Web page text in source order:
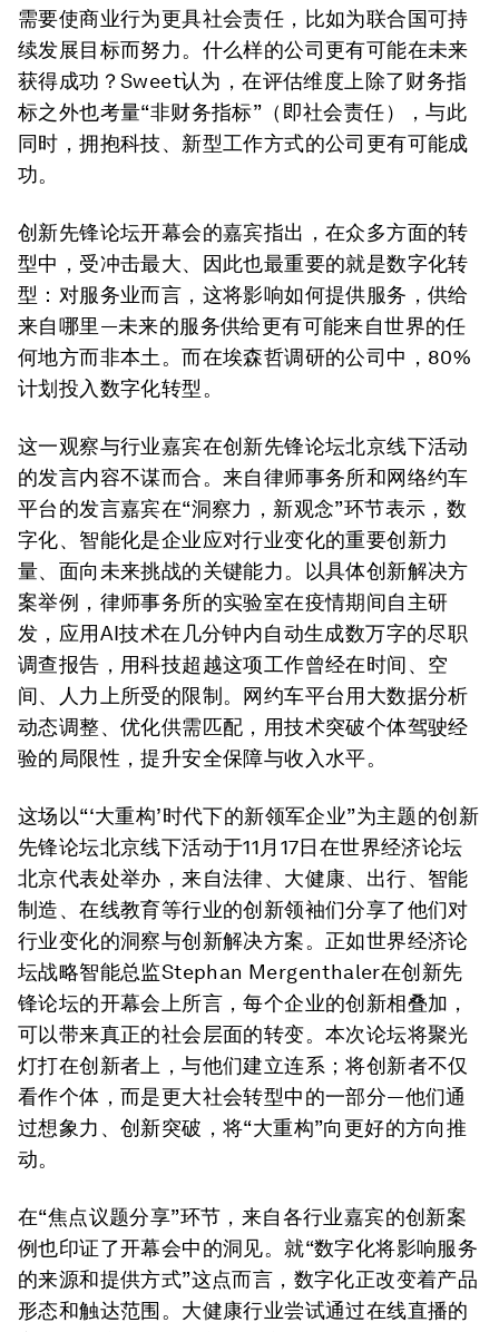
需要使商业行为更具社会责任，比如为联合国可持
续发展目标而努力。什么样的公司更有可能在未来
获得成功？Sweet认为，在评估维度上除了财务指
标之外也考量“非财务指标”（即社会责任），与此
同时，拥抱科技、新型工作方式的公司更有可能成
功。
创新先锋论坛开幕会的嘉宾指出，在众多方面的转
型中，受冲击最大、因此也最重要的就是数字化转
型：对服务业而言，这将影响如何提供服务，供给
来自哪里—未来的服务供给更有可能来自世界的任
何地方而非本土。而在埃森哲调研的公司中，80%
计划投入数字化转型。
这一观察与行业嘉宾在创新先锋论坛北京线下活动
的发言内容不谋而合。来自律师事务所和网络约车
平台的发言嘉宾在“洞察力，新观念”环节表示，数
字化、智能化是企业应对行业变化的重要创新力
量、面向未来挑战的关键能力。以具体创新解决方
案举例，律师事务所的实验室在疫情期间自主研
发，应用AI技术在几分钟内自动生成数万字的尽职
调查报告，用科技超越这项工作曾经在时间、空
间、人力上所受的限制。网约车平台用大数据分析
动态调整、优化供需匹配，用技术突破个体驾驶经
验的局限性，提升安全保障与收入水平。
这场以“‘大重构’时代下的新领军企业”为主题的创新
先锋论坛北京线下活动于11月17日在世界经济论坛
北京代表处举办，来自法律、大健康、出行、智能
制造、在线教育等行业的创新领袖们分享了他们对
行业变化的洞察与创新解决方案。正如世界经济论
坛战略智能总监Stephan Mergenthaler在创新先
锋论坛的开幕会上所言，每个企业的创新相叠加，
可以带来真正的社会层面的转变。本次论坛将聚光
灯打在创新者上，与他们建立连系；将创新者不仅
看作个体，而是更大社会转型中的一部分—他们通
过想象力、创新突破，将“大重构”向更好的方向推
动。
在“焦点议题分享”环节，来自各行业嘉宾的创新案
例也印证了开幕会中的洞见。就“数字化将影响服务
的来源和提供方式”这点而言，数字化正改变着产品
形态和触达范围。大健康行业尝试通过在线直播的